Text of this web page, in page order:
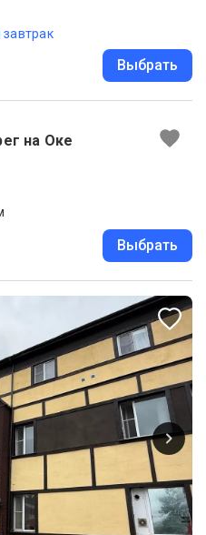
Выбрать
на Оке
Выбрать